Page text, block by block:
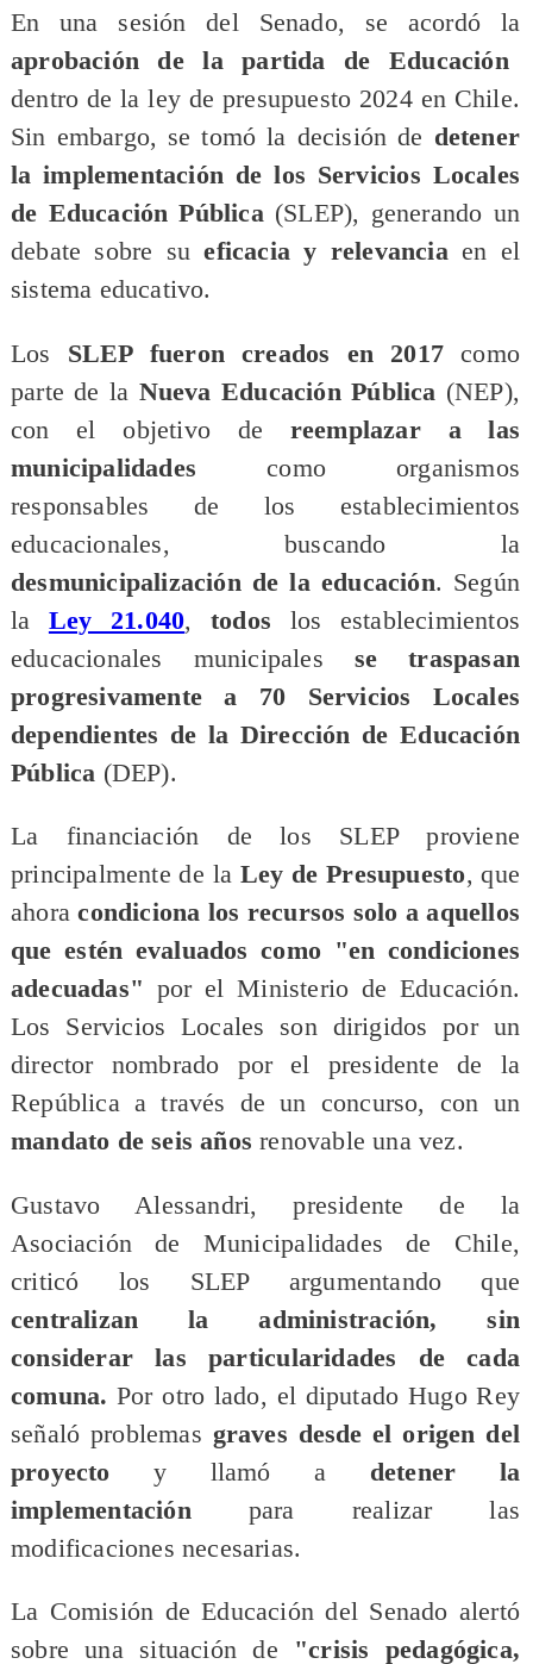
​En una sesión del Senado, se acordó la
aprobación de la partida de Educación
dentro de la ley de presupuesto 2024 en Chile.
Sin embargo, se tomó la decisión de detener
la implementación de los Servicios Locales
de Educación Pública(SLEP), generando un
debate sobre sueficacia y relevanciaen el
sistema educativo.
​Los SLEP fueron creados en 2017 como
parte de la Nueva Educación Pública (NEP),
con el objetivo de reemplazar a las
municipalidades como organismos
responsables de los establecimientos
educacionales, buscando la
desmunicipalización de la educación. Según
la Ley 21.040,todos los establecimientos
educacionales municipales se traspasan
progresivamente a 70
Servicios Locales
dependientes de la Dirección de Educación
Pública (DEP).
​La financiación de los SLEP proviene
principalmente de la Ley de Presupuesto, que
ahoracondiciona los recursos solo a aquellos
que estén evaluados como "en condiciones
adecuadas" por el Ministerio de Educación.
Los Servicios Locales son dirigidos por un
director nombrado por el presidente de la
República a través de un concurso, con un
mandato de seis años renovable una vez.
Gustavo Alessandri, presidente de la
Asociación de Municipalidades de Chile,
criticó los SLEP argumentando que
centralizan la administración, sin
considerar las particularidades de cada
comuna. Por otro lado, el diputado Hugo Rey
señaló problemas graves desde el origen del
proyecto y llamó a detener la
implementación para realizar las
modificaciones necesarias.
​La Comisión de Educación del Senado alertó
sobre una situación de "crisis pedagógica,